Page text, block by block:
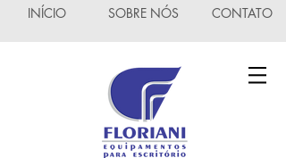
CONTATO
SOBRE NÓS
INÍCIO